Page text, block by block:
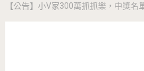
【公告】小V家300萬抓抓樂，中獎名